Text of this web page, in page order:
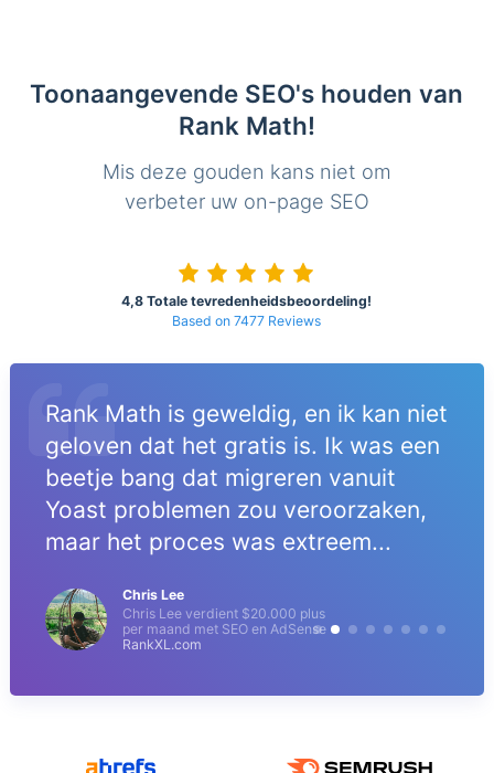
Toonaangevende SEO's houden van
Rank Math!
Mis deze gouden kans niet om
verbeter uw on-page SEO
4,8 Totale tevredenheidsbeoordeling!
Based on 7477 Reviews
Rank Math is geweldig, en ik kan niet
geloven dat het gratis is. Ik was een
beetje bang dat migreren vanuit
Yoast problemen zou veroorzaken,
maar het proces was extreem...
Chris Lee
Chris Lee verdient $20.000 plus
per maand met SEO en AdSense
RankXL.com